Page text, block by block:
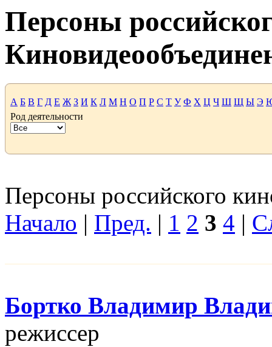
Персоны
А Б В Г Д Е Ж З И К Л М Н О П Р С Т У Ф Х Ц Ч Ш Щ Ы Э
Род деятельности
Персоны российского
Начало | Пред. | 1 2 3 4 |
Бортко Владимир
режисcер